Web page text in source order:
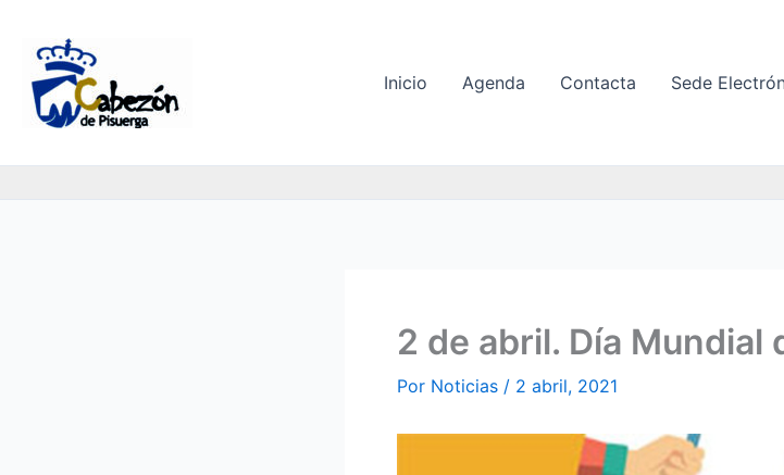
contenido
Inicio Agenda Contacta Sede
2 de abril. Día Mundial
Por Noticias / 2 abril, 2021